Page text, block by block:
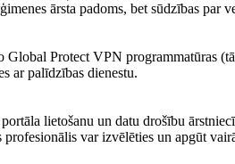
ārsta padoms, bet sūdzības par
Protect VPN programmatūras
ar palīdzības dienestu.
lietošanu un datu drošību
var izvēlēties un apgūt